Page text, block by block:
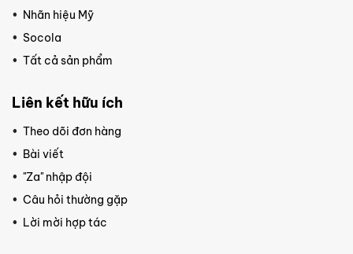
Nhãn hiệu Mỹ
Socola
Tất cả sản phẩm
Liên kết hữu ích
Theo dõi đơn hàng
Bài viết
"Za" nhập đội
Câu hỏi thường gặp
Lời mời hợp tác